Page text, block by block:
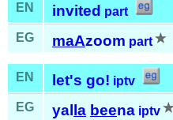
EN invited part
EG
maAzoom part
EN let's go! iptv
EG
yal la beena iptv